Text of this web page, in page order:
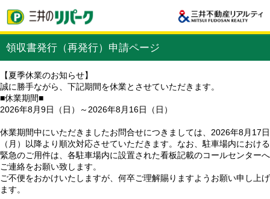
領収書発行（再発行）申請ページ
【夏季休業のお知らせ】
誠に勝手ながら、下記期間を休業とさせていただきます。
■休業期間■
2026年8月9日（日）～2026年8月16日（日）
休業期間中にいただきましたお問合せにつきましては、2026年8月17日
（月）以降より順次対応させていただきます。なお、駐車場内における
緊急のご用件は、各駐車場内に設置された看板記載のコールセンターへ
ご連絡をお願い致します。
ご不便をおかけいたしますが、何卒ご理解賜りますようお願い申し上げ
ます。